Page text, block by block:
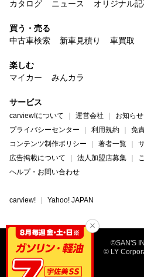
カタログ
ニュース オリジナル
買う・売る
中古車検索
新車見積り 車買取
楽しむ
マイカー
みんカラ
サービス
carview!について 運営会社 お知らせ
プライバシーセンター
利用規約
免
コンテンツ制作ポリシー
著者一覧
広告掲載について
法人加盟店募集
ヘルプ・お問い合わせ
carview! Yahoo! JAPAN
©SAN'S
© LY